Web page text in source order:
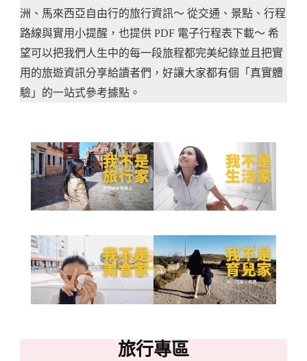
洲、馬來西亞自由行的旅行資訊～ 從交通、景點、行程
路線與實用小提醒，也提供 PDF 電子行程表下載～ 希
望可以把我們人生中的每一段旅程都完美紀錄並且把實
用的旅遊資訊分享給讀者們，好讓大家都有個「真實體
驗」的一站式參考據點。
旅行專區